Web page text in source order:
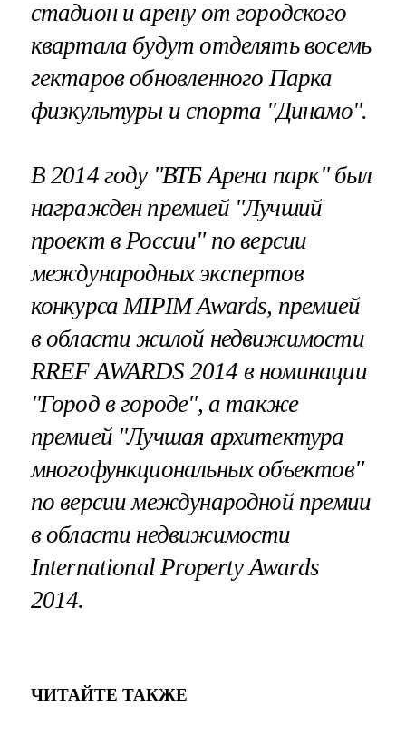
стадион и арену от городского
квартала будут отделять восемь
гектаров обновленного Парка
физкультуры и спорта "Динамо".
В 2014 году "ВТБ Арена парк" был
награжден премией "Лучший
проект в России" по версии
международных экспертов
конкурса MIPIM Awards, премией
в области жилой недвижимости
RREF AWARDS 2014 в номинации
"Город в городе", а также
премией "Лучшая архитектура
многофункциональных объектов"
по версии международной премии
в области недвижимости
International Property Awards
2014.
ЧИТАЙТЕ ТАКЖЕ